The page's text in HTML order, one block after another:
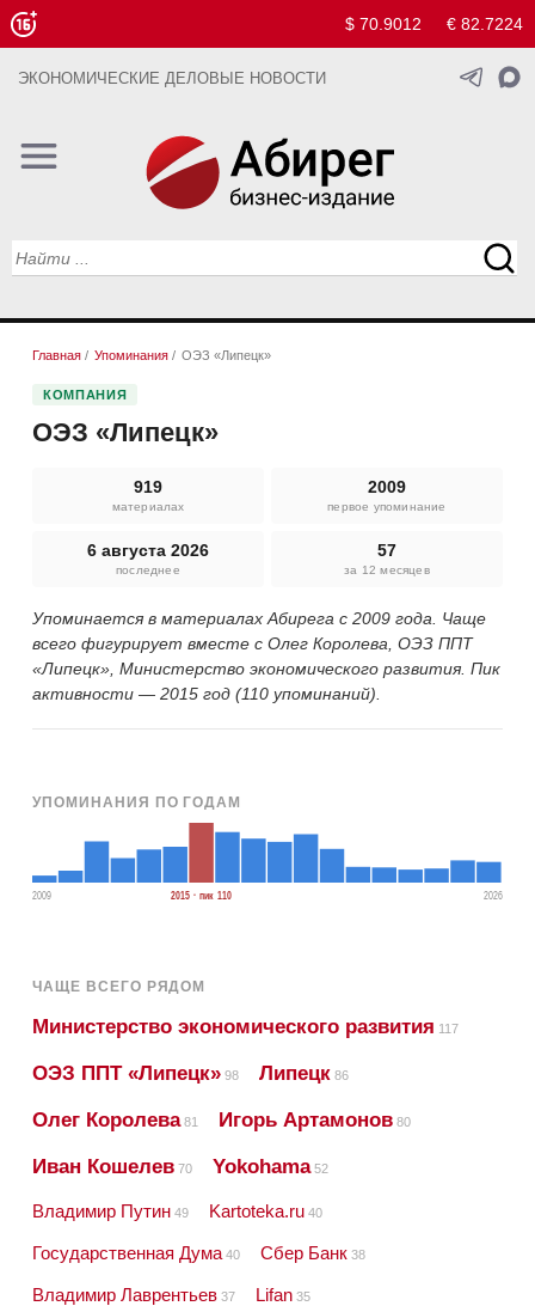
$ 70.9012 € 82.7224
ЭКОНОМИЧЕСКИЕ ДЕЛОВЫЕ НОВОСТИ
Главная / Упоминания / ОЭЗ «Липецк»
КОМПАНИЯ
ОЭЗ «Липецк»
919
материалах
2009
первое упоминание
6 августа 2026
последнее
57
за 12 месяцев
Упоминается в материалах Абирега с 2009 года. Чаще
всего фигурирует вместе с Олег Королева, ОЭЗ ППТ
«Липецк», Министерство экономического развития. Пик
активности — 2015 год (110 упоминаний).
УПОМИНАНИЯ ПО ГОДАМ
2009 2015 · пик 110 2026
ЧАЩЕ ВСЕГО РЯДОМ
Министерство экономического развития 117
ОЭЗ ППТ «Липецк» 98 Липецк 86
Олег Королева81 Игорь Артамонов 80
Иван Кошелев 70 Yokohama52
Владимир Путин 49 Kartoteka.ru 40
Государственная Дума 40 Сбер Банк 38
Владимир Лаврентьев 37 Lifan 35